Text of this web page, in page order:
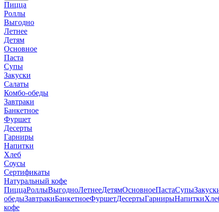
Пицца
Роллы
Выгодно
Летнее
Детям
Основное
Паста
Супы
Закуски
Салаты
Комбо-обеды
Завтраки
Банкетное
Фуршет
Десерты
Гарниры
Напитки
Хлеб
Соусы
Сертификаты
Натуральный кофе
ПиццаРоллыВыгодноЛетнееДетямОсновноеПастаСупы
обедыЗавтракиБанкетноеФуршетДесертыГарнирыНапитки
кофе